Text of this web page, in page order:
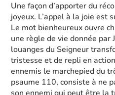
Une façon d’apporter du
joyeux. L’appel à la joie est
Le mot bienheureux ouvre
une règle de vie donnée par
louanges du Seigneur
tristesse et de repli en
ennemis le marchepied du
psaume 110, consiste à ne